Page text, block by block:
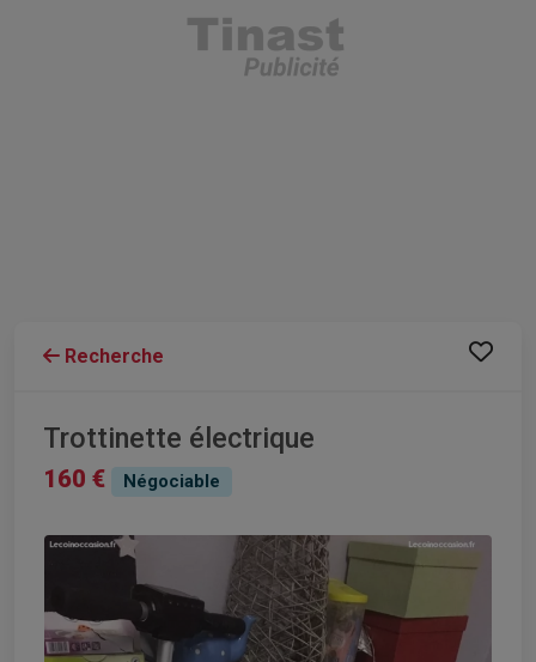
Recherche
Trottinette électrique
160 € Négociable